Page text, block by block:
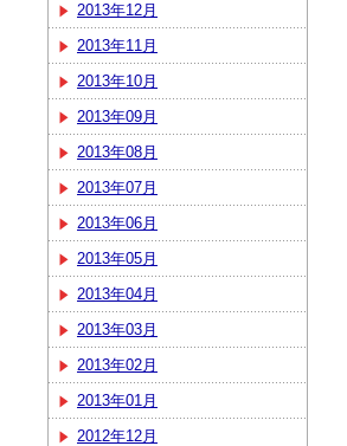
2013年12月
2013年11月
2013年10月
2013年09月
2013年08月
2013年07月
2013年06月
2013年05月
2013年04月
2013年03月
2013年02月
2013年01月
2012年12月